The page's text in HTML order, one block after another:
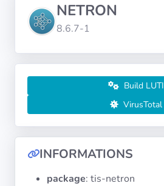
Preprod
À propos
FILTRES
Langues
Architectures
NETRON
8.6.7-1
Build LUTI
VirusTotal
INFORMATIONS
package: tis-netron